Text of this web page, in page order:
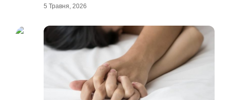
5 Травня, 2026